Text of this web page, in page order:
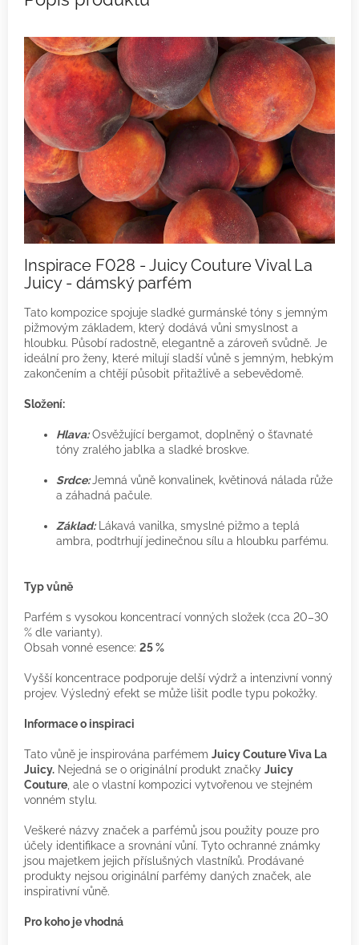
Inspirace F028 - Juicy Couture Vival La
Juicy - dámský parfém
Tato kompozice spojuje sladké gurmánské tóny s jemným
pižmovým základem, který dodává vůni smyslnost a
hloubku. Působí radostně, elegantně a zároveň svůdně. Je
ideální pro ženy, které milují sladší vůně s jemným, hebkým
zakončením a chtějí působit přitažlivě a sebevědomě.
Složení:
Hlava:Osvěžující bergamot, doplněný o šťavnaté
tóny zralého jablka a sladké broskve.
Srdce:Jemná vůně konvalinek, květinová nálada růže
a záhadná pačule.
Základ:Lákavá vanilka, smyslné pižmo a teplá
ambra, podtrhují jedinečnou sílu a hloubku parfému.
Typ vůně
Parfém s vysokou koncentrací vonných složek (cca 20–30
% dle varianty).
Obsah vonné esence: 25 %
Vyšší koncentrace podporuje delší výdrž a intenzivní vonný
projev. Výsledný efekt se může lišit podle typu pokožky.
Informace o inspiraci
Tato vůně je inspirována parfémem Juicy Couture Viva La
Juicy. Nejedná se o originální produkt značky Juicy
Couture , ale o vlastní kompozici vytvořenou ve stejném
vonném stylu.
Veškeré názvy značek a parfémů jsou použity pouze pro
účely identifikace a srovnání vůní. Tyto ochranné známky
jsou majetkem jejich příslušných vlastníků. Prodávané
produkty nejsou originální parfémy daných značek, ale
inspirativní vůně.
Pro koho je vhodná